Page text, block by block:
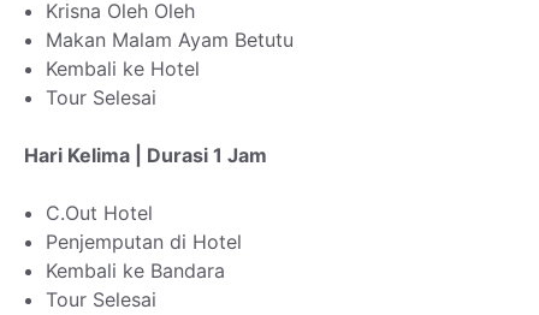
Krisna Oleh Oleh
Makan Malam Ayam Betutu
Kembali ke Hotel
Tour Selesai
Hari Kelima | Durasi 1 Jam
C.Out Hotel
Penjemputan di Hotel
Kembali ke Bandara
Tour Selesai